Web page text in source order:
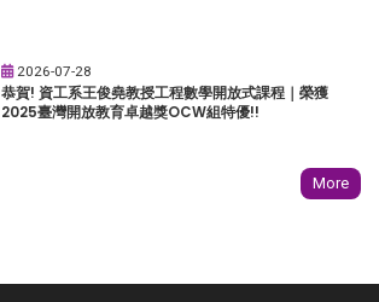
2026-07-28
恭賀! 資工系王俊堯教授工程數學開放式課程｜榮獲
2025臺灣開放教育卓越獎OCW組特優!!
More